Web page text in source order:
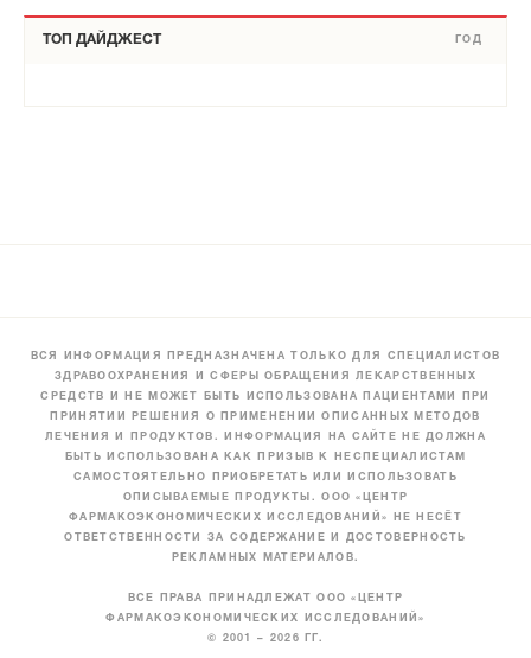
ТОП ДАЙДЖЕСТ ГОД
ВСЯ ИНФОРМАЦИЯ ПРЕДНАЗНАЧЕНА ТОЛЬКО ДЛЯ СПЕЦИАЛИСТОВ
ЗДРАВООХРАНЕНИЯ И СФЕРЫ ОБРАЩЕНИЯ ЛЕКАРСТВЕННЫХ
СРЕДСТВ И НЕ МОЖЕТ БЫТЬ ИСПОЛЬЗОВАНА ПАЦИЕНТАМИ ПРИ
ПРИНЯТИИ РЕШЕНИЯ О ПРИМЕНЕНИИ ОПИСАННЫХ МЕТОДОВ
ЛЕЧЕНИЯ И ПРОДУКТОВ. ИНФОРМАЦИЯ НА САЙТЕ НЕ ДОЛЖНА
БЫТЬ ИСПОЛЬЗОВАНА КАК ПРИЗЫВ К НЕСПЕЦИАЛИСТАМ
САМОСТОЯТЕЛЬНО ПРИОБРЕТАТЬ ИЛИ ИСПОЛЬЗОВАТЬ
ОПИСЫВАЕМЫЕ ПРОДУКТЫ. ООО «ЦЕНТР
ФАРМАКОЭКОНОМИЧЕСКИХ ИССЛЕДОВАНИЙ» НЕ НЕСЁТ
ОТВЕТСТВЕННОСТИ ЗА СОДЕРЖАНИЕ И ДОСТОВЕРНОСТЬ
РЕКЛАМНЫХ МАТЕРИАЛОВ.
ВСЕ ПРАВА ПРИНАДЛЕЖАТ ООО «ЦЕНТР
ФАРМАКОЭКОНОМИЧЕСКИХ ИССЛЕДОВАНИЙ»
© 2001 – 2026 ГГ.